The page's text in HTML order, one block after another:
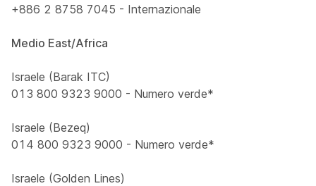
+886 2 8758 7045 - Internazionale
Medio East/Africa
Israele (Barak ITC)
013 800 9323 9000 - Numero verde*
Israele (Bezeq)
014 800 9323 9000 - Numero verde*
Israele (Golden Lines)